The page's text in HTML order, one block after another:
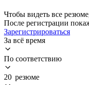
Чтобы видеть все
После регистрации
Зарегистрироваться
За всё время
По соответствию
20 резюме